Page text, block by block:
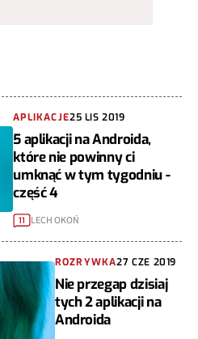
APLIKACJE25 LIS 2019
5 aplikacji na Androida,
które nie powinny ci
umknąć w tym tygodniu -
część 4
11 LECH OKOŃ
ROZRYWKA27 CZE 2019
Nie przegap dzisiaj
tych 2 aplikacji na
Androida